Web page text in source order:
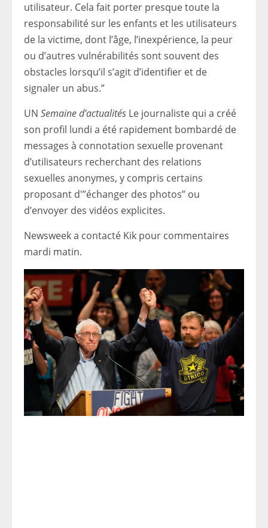
utilisateur. Cela fait porter presque toute la
responsabilité sur les enfants et les utilisateurs
de la victime, dont l’âge, l’inexpérience, la peur
ou d’autres vulnérabilités sont souvent des
obstacles lorsqu’il s’agit d’identifier et de
signaler un abus.”
UN Semaine d’actualités Le journaliste qui a créé
son profil lundi a été rapidement bombardé de
messages à connotation sexuelle provenant
d’utilisateurs recherchant des relations
sexuelles anonymes, y compris certains
proposant d'”échanger des photos” ou
d’envoyer des vidéos explicites.
Newsweek a contacté Kik pour commentaires
mardi matin.